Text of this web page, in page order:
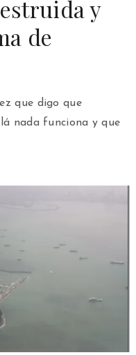
y
de
que digo que
nada funciona y que